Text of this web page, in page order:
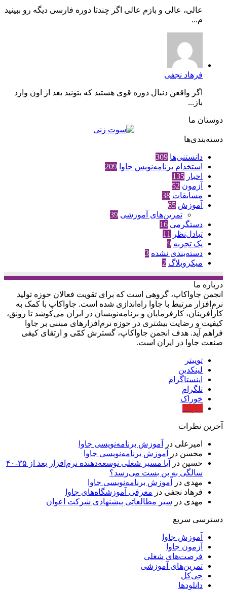
عالی، عالی و بازم عالی اگر چندتا دوره فارسی دیگه رو ببینید
م...
فرهاد نجفی
اگر واقعن دنبال دوره قوی هستید که بتونید بعد از اون وارد
باز...
دوستان ما
دسته‌بندی‌ها
دانستنی‌ها 309
استخدام برنامه‌نویس جاوا 209
اخبار 135
آزمون 52
مسابقات 38
آموزش 65
تمرین‌های آموزشی 39
دستگرمی 16
تبادل‌نظر
11
یک تجربه 9
دسته‌بندی نشده 3
میکروبلاگ 2
درباره‌ ما
انجمن جاواکاپ، گروهی است که برای تقویت فعالان حوزه‌ تولید
نرم‌افزار مرتبط با جاوا راه‌اندازی شده است. جاواکاپ با کمک به
کارآفرینان، کارفرمایان و برنامه‌نویسان در ایران می‌کوشد تا رونق،
کیفیت و رضایت بیشتری در حوزه‌ نرم‌افزارهای مبتنی بر جاوا
فراهم آید. هدف انجمن جاواکاپ، گسترش کمّی و ارتقای کیفی
صنعت جاوا در ایران است.
توییتر
لینکدین
اینستاگرام
تلگرام
خوراک
آخرین نظرات
امیرعلی در
آموزش برنامه‌نویسی جاوا
محسن در
آموزش برنامه‌نویسی جاوا
حسین در
آیا مسیر شغلی توسعه‌دهنده نرم‌افزار بعد از ۳۵-۴۰
سالگی به بن بست می‌رسد؟
مهدی در
آموزش برنامه‌نویسی جاوا
فرهاد نجفی در معرفی آموزشگاه‌های جاوا
مهدی در سیر مطالعاتی پیشنهادی شرکت اعوان
دسترسی سریع
آموزش جاوا
آزمون جاوا
فرصت‌های شغلی
تمرین‌های آموزشی
جی‌کل
دانلودها